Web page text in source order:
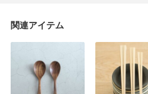
関連アイテム